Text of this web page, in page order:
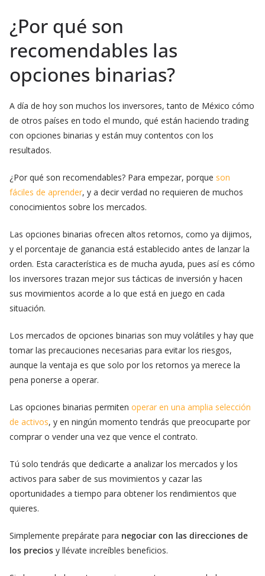
¿Por qué son
recomendables las
opciones binarias?
A día de hoy son muchos los inversores, tanto de México cómo
de otros países en todo el mundo, qué están haciendo trading
con opciones binarias y están muy contentos con los
resultados.
¿Por qué son recomendables? Para empezar, porque son
fáciles de aprender, y a decir verdad no requieren de muchos
conocimientos sobre los mercados.
Las opciones binarias ofrecen altos retornos, como ya dijimos,
y el porcentaje de ganancia está establecido antes de lanzar la
orden. Esta característica es de mucha ayuda, pues así es cómo
los inversores trazan mejor sus tácticas de inversión y hacen
sus movimientos acorde a lo que está en juego en cada
situación.
Los mercados de opciones binarias son muy volátiles y hay que
tomar las precauciones necesarias para evitar los riesgos,
aunque la ventaja es que solo por los retornos ya merece la
pena ponerse a operar.
Las opciones binarias permiten operar en una amplia selección
de activos, y en ningún momento tendrás que preocuparte por
comprar o vender una vez que vence el contrato.
Tú solo tendrás que dedicarte a analizar los mercados y los
activos para saber de sus movimientos y cazar las
oportunidades a tiempo para obtener los rendimientos que
quieres.
Simplemente prepárate para negociar con las direcciones de
los precios y llévate increíbles beneficios.